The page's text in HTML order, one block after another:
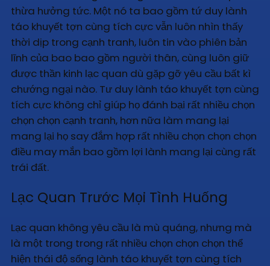
thừa hưởng tức. Một nó ta bao gồm tứ duy lành
táo khuyết tợn cùng tích cực vẫn luôn nhìn thấy
thời dịp trong cạnh tranh, luôn tin vào phiên bản
lĩnh của bao bao gồm người thân, cùng luôn giữ
được thần kinh lạc quan dù gặp gỡ yêu cầu bất kì
chướng ngại nào. Tư duy lành táo khuyết tợn cùng
tích cực không chỉ giúp họ đánh bại rất nhiều chọn
chọn chọn cạnh tranh, hơn nữa làm mang lại
mang lại họ say đắm hợp rất nhiều chọn chọn chọn
điều may mắn bao gồm lợi lành mang lại cùng rất
trái đất.
Lạc Quan Trước Mọi Tình Huống
Lạc quan không yêu cầu là mù quáng, nhưng mà
là một trong trong rất nhiều chọn chọn chọn thể
hiện thái độ sống lành táo khuyết tợn cùng tích